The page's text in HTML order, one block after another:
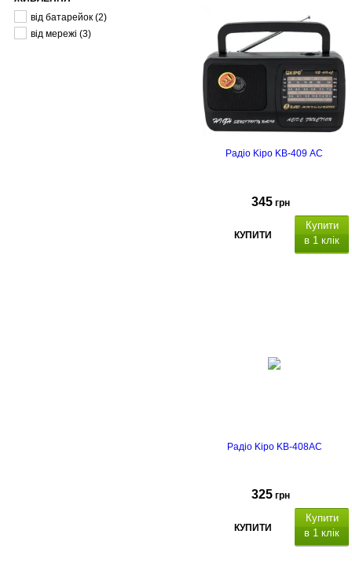
від батарейок (2)
від мережі (3)
Радіо Kipo KB-409 AC
345 грн
КУПИТИ
Купити
в 1 клік
Радіо Kipo KB-408AC
325 грн
КУПИТИ
Купити
в 1 клік